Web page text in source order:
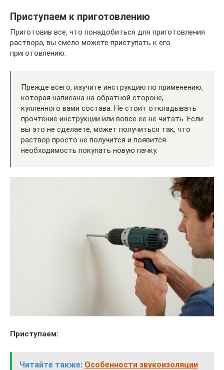
Приступаем к приготовлению
Приготовив все, что понадобиться для приготовления
раствора, вы смело можете приступать к его
приготовлению.
Прежде всего, изучите инструкцию по применению,
которая написана на обратной стороне,
купленного вами состава. Не стоит откладывать
прочтение инструкции или вовсе её не читать. Если
вы это не сделаете, может получиться так, что
раствор просто не получится и появится
необходимость покупать новую пачку.
Приступаем:
Читайте также: Особенности звукоизоляции